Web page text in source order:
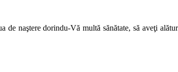
naştere dorindu-Vă multă sănătate, să aveţi